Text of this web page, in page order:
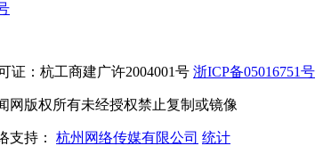
证：杭工商建广许2004001号 浙ICP备05016751号
网版权所有未经授权禁止复制或镜像
支持： 杭州网络传媒有限公司 统计